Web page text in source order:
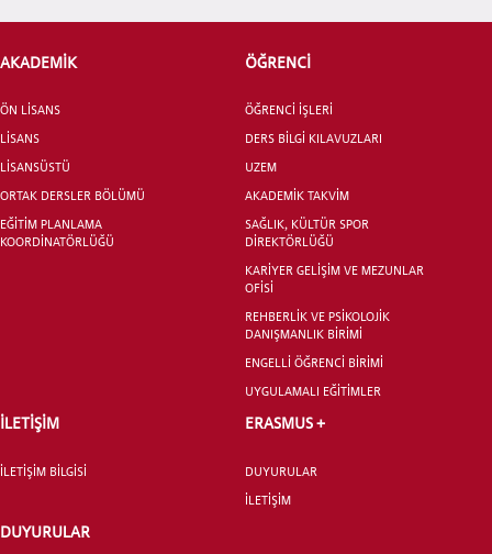
LİSANSÜSTÜ EĞİTİM ENSTİTÜSÜ
ÖNLİSANS ve
LİSANS ADAY ÖĞRENCİ
AKADEMİK
ÖN LİSANS
LİSANS
LİSANSÜSTÜ
ORTAK DERSLER BÖLÜMÜ
EĞİTİM PLANLAMA
KOORDİNATÖRLÜĞÜ
ÖĞRENCİ
ÖĞRENCİ İŞLERİ
DERS BİLGİ KILAVUZLARI
UZEM
AKADEMİK TAKVİM
SAĞLIK, KÜLTÜR SPOR
DİREKTÖRLÜĞÜ
KARİYER GELİŞİM VE MEZUNLAR
OFİSİ
REHBERLİK VE PSİKOLOJİK
DANIŞMANLIK BİRİMİ
ENGELLİ ÖĞRENCİ BİRİMİ
UYGULAMALI EĞİTİMLER
İLETİŞİM
İLETİŞİM BİLGİSİ
ERASMUS +
DUYURULAR
İLETİŞİM
DUYURULAR